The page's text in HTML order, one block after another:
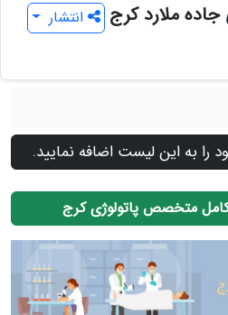
ملارد کرج
انتشار
به این لیست اضافه نمایید.
متخصص پاتولوژی کرج